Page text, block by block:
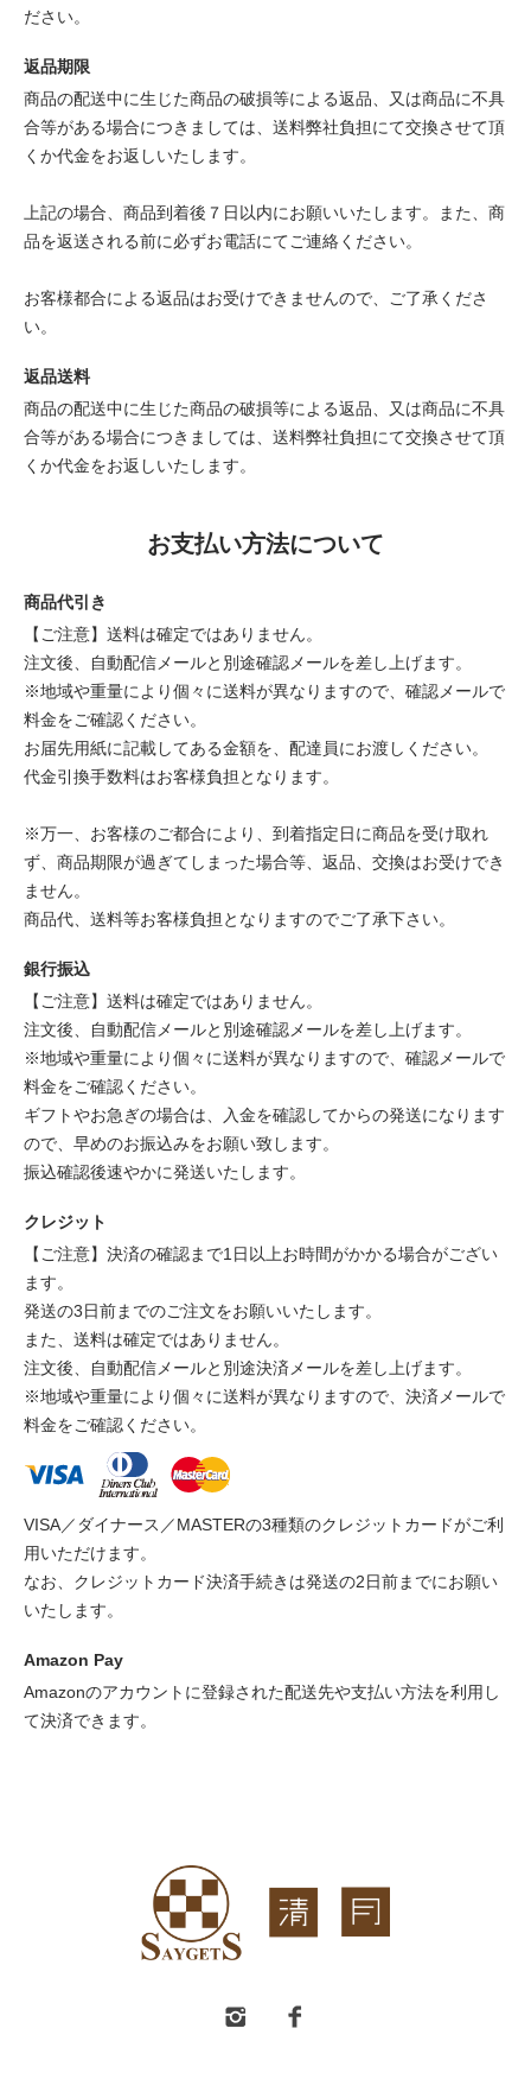
ださい。
返品期限
商品の配送中に生じた商品の破損等による返品、又は商品に不具
合等がある場合につきましては、送料弊社負担にて交換させて頂
くか代金をお返しいたします。
上記の場合、商品到着後７日以内にお願いいたします。また、商
品を返送される前に必ずお電話にてご連絡ください。
お客様都合による返品はお受けできませんので、ご了承くださ
い。
返品送料
商品の配送中に生じた商品の破損等による返品、又は商品に不具
合等がある場合につきましては、送料弊社負担にて交換させて頂
くか代金をお返しいたします。
お支払い方法について
商品代引き
【ご注意】送料は確定ではありません。
注文後、自動配信メールと別途確認メールを差し上げます。
※地域や重量により個々に送料が異なりますので、確認メールで
料金をご確認ください。
お届先用紙に記載してある金額を、配達員にお渡しください。
代金引換手数料はお客様負担となります。
※万一、お客様のご都合により、到着指定日に商品を受け取れ
ず、商品期限が過ぎてしまった場合等、返品、交換はお受けでき
ません。
商品代、送料等お客様負担となりますのでご了承下さい。
銀行振込
【ご注意】送料は確定ではありません。
注文後、自動配信メールと別途確認メールを差し上げます。
※地域や重量により個々に送料が異なりますので、確認メールで
料金をご確認ください。
ギフトやお急ぎの場合は、入金を確認してからの発送になります
ので、早めのお振込みをお願い致します。
振込確認後速やかに発送いたします。
クレジット
【ご注意】決済の確認まで1日以上お時間がかかる場合がござい
ます。
発送の3日前までのご注文をお願いいたします。
また、送料は確定ではありません。
注文後、自動配信メールと別途決済メールを差し上げます。
※地域や重量により個々に送料が異なりますので、決済メールで
料金をご確認ください。
VISA／ダイナース／MASTERの3種類のクレジットカードがご利
用いただけます。
なお、クレジットカード決済手続きは発送の2日前までにお願い
いたします。
Amazon Pay
Amazonのアカウントに登録された配送先や支払い方法を利用し
て決済できます。